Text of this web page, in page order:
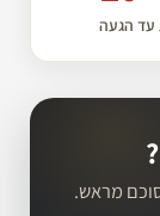
עד הגעה
מראש.